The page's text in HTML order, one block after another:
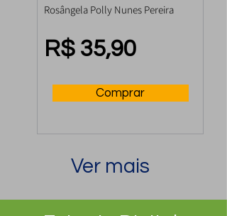
"ROI" da Saúde
Rosângela Polly Nunes Pereira
R$ 35,90
Comprar
Ver mais